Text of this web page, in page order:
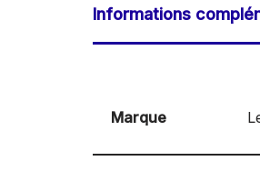
Informations
Marque